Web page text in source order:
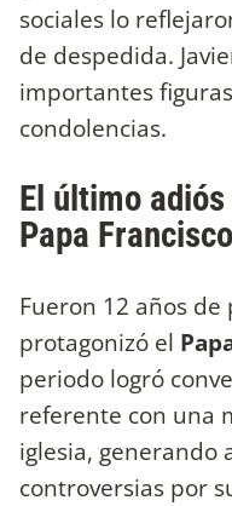
sociales lo
de despedida.
importantes
condolencias.
El último
Papa Francisco
Fueron 12 años
protagonizó el
periodo logró
referente con una
iglesia, generando
controversias por